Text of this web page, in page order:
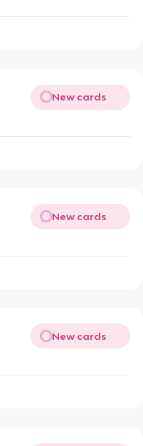
New cards
New cards
New cards